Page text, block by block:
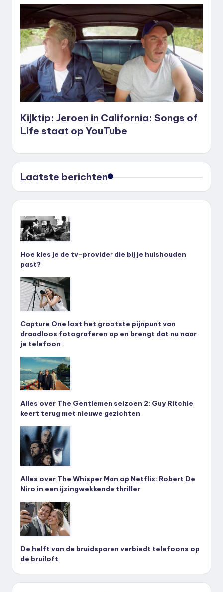
Kijktip: Jeroen in California: Songs of
Life staat op YouTube
Laatste berichten
Hoe kies je de tv-provider die bij je huishouden
past?
Capture One lost het grootste pijnpunt van
draadloos fotograferen op en brengt dat nu naar
je telefoon
Alles over The Gentlemen seizoen 2: Guy Ritchie
keert terug met nieuwe gezichten
Alles over The Whisper Man op Netflix: Robert De
Niro in een ijzingwekkende thriller
De helft van de bruidsparen verbiedt telefoons op
de bruiloft